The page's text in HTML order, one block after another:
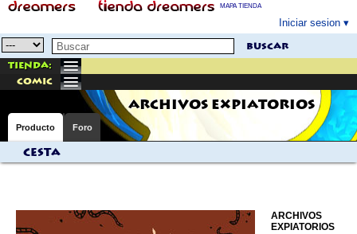
MAPA TIENDA
Iniciar sesion
buscar
Tienda:
comic
ARCHIVOS EXPIATORIOS
Producto Foro
Cesta
ARCHIVOS
EXPIATORIOS